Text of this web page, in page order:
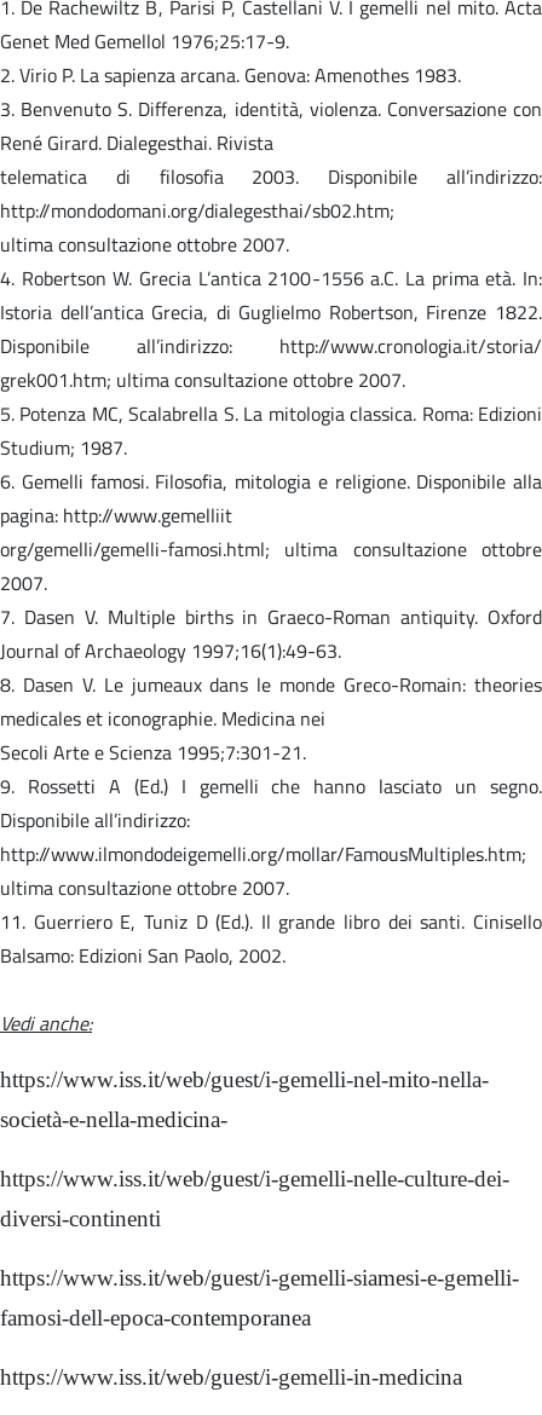
1. De Rachewiltz B, Parisi P, Castellani V. I gemelli nel mito. Acta
Genet Med Gemellol 1976;25:17-9.
2. Virio P. La sapienza arcana. Genova: Amenothes 1983.
3. Benvenuto S. Differenza, identità, violenza. Conversazione con
René Girard. Dialegesthai. Rivista
telematica di filosofia 2003. Disponibile all’indirizzo:
http://mondodomani.org/dialegesthai/sb02.htm;
ultima consultazione ottobre 2007.
4. Robertson W. Grecia L’antica 2100-1556 a.C. La prima età. In:
Istoria dell’antica Grecia, di Guglielmo Robertson, Firenze 1822.
Disponibile all’indirizzo: http://www.cronologia.it/storia/
grek001.htm; ultima consultazione ottobre 2007.
5. Potenza MC, Scalabrella S. La mitologia classica. Roma: Edizioni
Studium; 1987.
6. Gemelli famosi. Filosofia, mitologia e religione. Disponibile alla
pagina: http://www.gemelliit
org/gemelli/gemelli-famosi.html; ultima consultazione ottobre
2007.
7. Dasen V. Multiple births in Graeco-Roman antiquity. Oxford
Journal of Archaeology 1997;16(1):49-63.
8. Dasen V. Le jumeaux dans le monde Greco-Romain: theories
medicales et iconographie. Medicina nei
Secoli Arte e Scienza 1995;7:301-21.
9. Rossetti A (Ed.) I gemelli che hanno lasciato un segno.
Disponibile all’indirizzo:
http://www.ilmondodeigemelli.org/mollar/FamousMultiples.htm;
ultima consultazione ottobre 2007.
11. Guerriero E, Tuniz D (Ed.). Il grande libro dei santi. Cinisello
Balsamo: Edizioni San Paolo, 2002.
Vedi anche:
https://www.iss.it/web/guest/i-gemelli-nel-mito-nella-
società-e-nella-medicina-
https://www.iss.it/web/guest/i-gemelli-nelle-culture-dei-
diversi-continenti
https://www.iss.it/web/guest/i-gemelli-siamesi-e-gemelli-
famosi-dell-epoca-contemporanea
https://www.iss.it/web/guest/i-gemelli-in-medicina